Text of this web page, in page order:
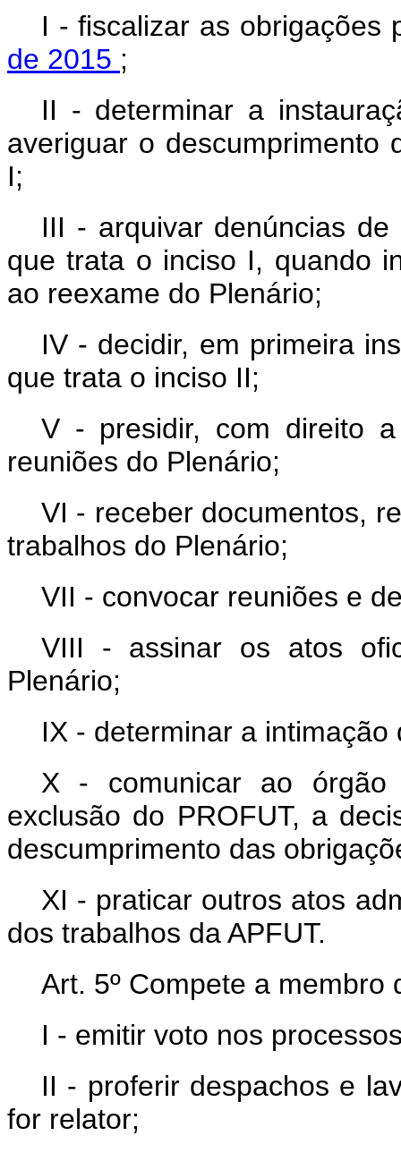
I - fiscalizar as obrigações
de 2015 ;
II - determinar a
averiguar o descumprimento
I;
III - arquivar denúncias
que trata o inciso I, quando
ao reexame do Plenário;
IV - decidir, em primeira
que trata o inciso II;
V - presidir, com direito
reuniões do Plenário;
VI - receber documentos,
trabalhos do Plenário;
VII - convocar reuniões e
VIII - assinar os atos
Plenário;
IX - determinar a intimação
X - comunicar ao órgão
exclusão do PROFUT, a
descumprimento das
XI - praticar outros atos
dos trabalhos da APFUT.
Art. 5º Compete a membro
I - emitir voto nos
II - proferir despachos e
for relator;